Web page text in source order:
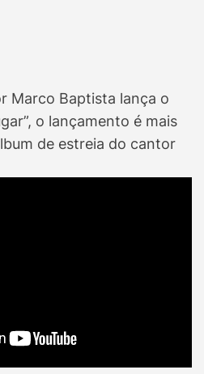
Marco Baptista lança o
o lançamento é mais
de estreia do cantor